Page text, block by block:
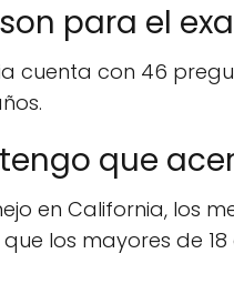
para el
cuenta con 46
que
en California, los
los mayores de